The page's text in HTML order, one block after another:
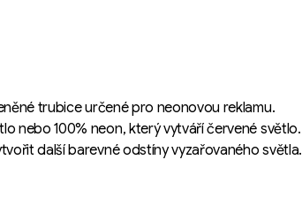
trubice určené pro neonovou reklamu.
nebo 100% neon, který vytváří červené světlo.
další barevné odstíny vyzařovaného světla.